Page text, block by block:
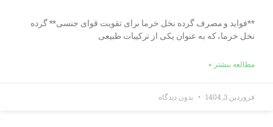
**فواید و مصرف گرده نخل خرما برای تقویت قوای جنسی** گرده
نخل خرما، که به عنوان یکی از ترکیبات طبیعی
مطالعه بیشتر »
فروردین 3, 1404 بدون دیدگاه